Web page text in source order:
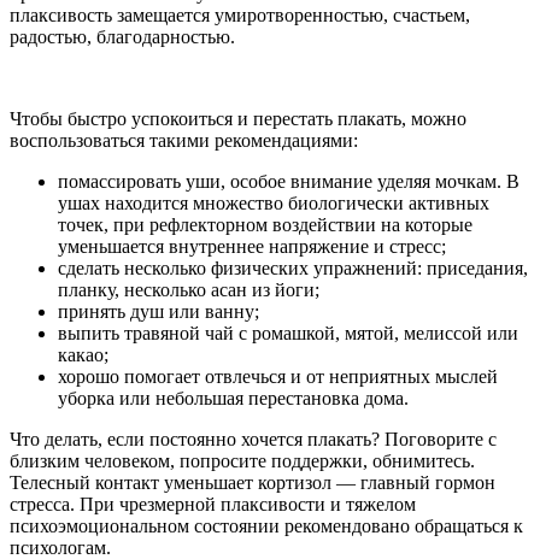
плаксивость замещается умиротворенностью, счастьем,
радостью, благодарностью.
Чтобы быстро успокоиться и перестать плакать, можно
воспользоваться такими рекомендациями:
помассировать уши, особое внимание уделяя мочкам. В
ушах находится множество биологически активных
точек, при рефлекторном воздействии на которые
уменьшается внутреннее напряжение и стресс;
сделать несколько физических упражнений: приседания,
планку, несколько асан из йоги;
принять душ или ванну;
выпить травяной чай с ромашкой, мятой, мелиссой или
какао;
хорошо помогает отвлечься и от неприятных мыслей
уборка или небольшая перестановка дома.
Что делать, если постоянно хочется плакать? Поговорите с
близким человеком, попросите поддержки, обнимитесь.
Телесный контакт уменьшает кортизол — главный гормон
стресса. При чрезмерной плаксивости и тяжелом
психоэмоциональном состоянии рекомендовано обращаться к
психологам.